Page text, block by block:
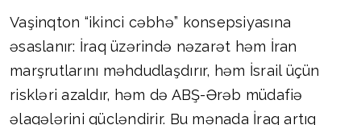
Vaşinqton “ikinci cəbhə” konsepsiyasına
əsaslanır: İraq üzərində nəzarət həm İran
marşrutlarını məhdudlaşdırır, həm İsrail üçün
riskləri azaldır, həm də ABŞ-Ərəb müdafiə
əlaqələrini gücləndirir. Bu mənada İraq artıq